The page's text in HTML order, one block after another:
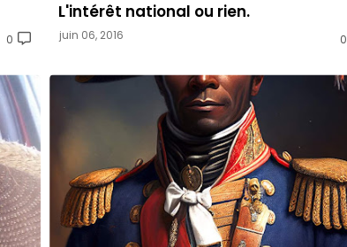
0
L'intérêt national ou rien.
juin 06, 2016 0